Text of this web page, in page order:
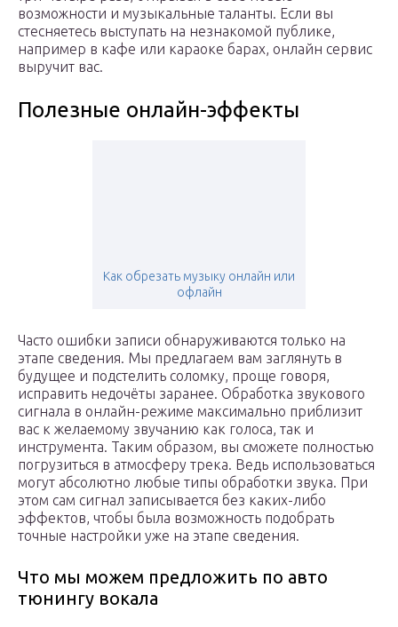
возможности и музыкальные таланты. Если вы
стесняетесь выступать на незнакомой публике,
например в кафе или караоке барах, онлайн сервис
выручит вас.
Полезные онлайн-эффекты
Как обрезать музыку онлайн или
офлайн
Часто ошибки записи обнаруживаются только на
этапе сведения. Мы предлагаем вам заглянуть в
будущее и подстелить соломку, проще говоря,
исправить недочёты заранее. Обработка звукового
сигнала в онлайн-режиме максимально приблизит
вас к желаемому звучанию как голоса, так и
инструмента. Таким образом, вы сможете полностью
погрузиться в атмосферу трека. Ведь использоваться
могут абсолютно любые типы обработки звука. При
этом сам сигнал записывается без каких-либо
эффектов, чтобы была возможность подобрать
точные настройки уже на этапе сведения.
Что мы можем предложить по авто
тюнингу вокала